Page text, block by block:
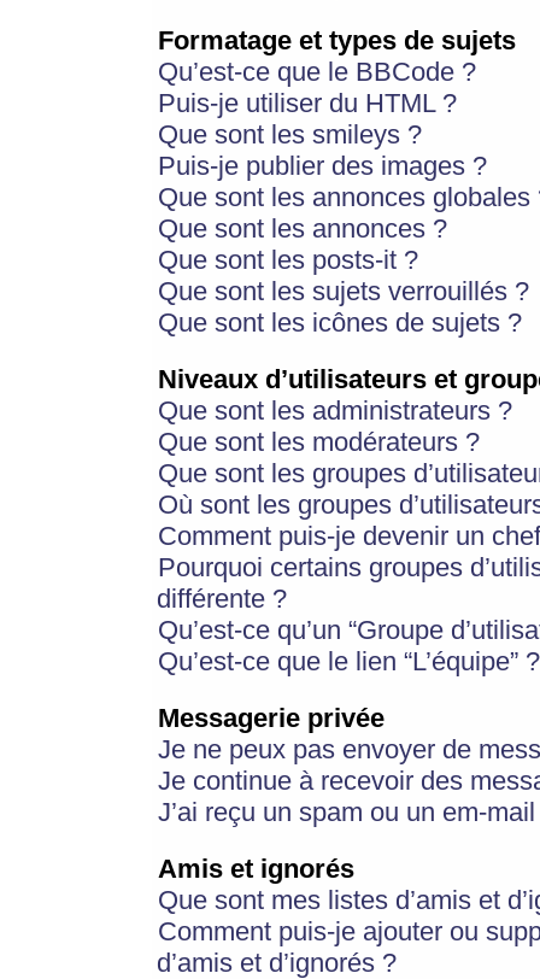
Formatage et types de sujets
Qu’est-ce que le BBCode ?
Puis-je utiliser du HTML ?
Que sont les smileys ?
Puis-je publier des images ?
Que sont les annonces globales
Que sont les annonces ?
Que sont les posts-it ?
Que sont les sujets verrouillés ?
Que sont les icônes de sujets ?
Niveaux d’utilisateurs et
Que sont les administrateurs ?
Que sont les modérateurs ?
Que sont les groupes
Où sont les groupes
Comment puis-je devenir un
Pourquoi certains groupes
différente ?
Qu’est-ce qu’un “Groupe
Qu’est-ce que le lien “L’équipe” ?
Messagerie privée
Je ne peux pas envoyer de
Je continue à recevoir des
J’ai reçu un spam ou un em-
Amis et ignorés
Que sont mes listes d’amis et
Comment puis-je ajouter ou
d’amis et d’ignorés ?